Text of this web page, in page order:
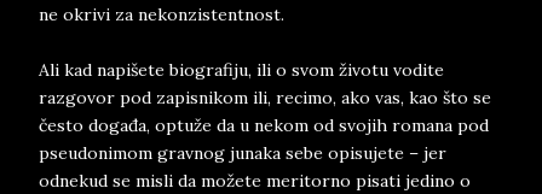
ne okrivi za nekonzistentnost.
Ali kad napišete biografiju, ili o svom životu vodite
razgovor pod zapisnikom ili, recimo, ako vas, kao što se
često događa, optuže da u nekom od svojih romana pod
pseudonimom gravnog junaka sebe opisujete – jer
odnekud se misli da možete meritorno pisati jedino o